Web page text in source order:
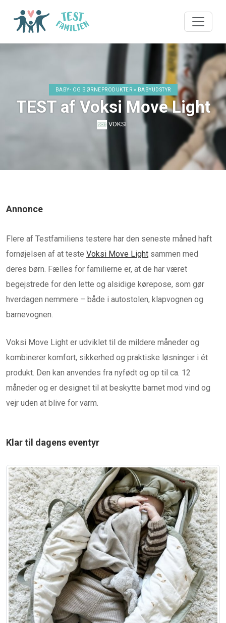
BABY- OG BØRNEPRODUKTER » BABYUDSTYR
TEST af Voksi Move Light
VOKSI
Annonce
Flere af Testfamiliens testere har den seneste måned haft
fornøjelsen af at teste Voksi Move Light sammen med
deres børn. Fælles for familierne er, at de har været
begejstrede for den lette og alsidige kørepose, som gør
hverdagen nemmere – både i autostolen, klapvognen og
barnevognen.
Voksi Move Light er udviklet til de mildere måneder og
kombinerer komfort, sikkerhed og praktiske løsninger i ét
produkt. Den kan anvendes fra nyfødt og op til ca. 12
måneder og er designet til at beskytte barnet mod vind og
vejr uden at blive for varm.
Klar til dagens eventyr